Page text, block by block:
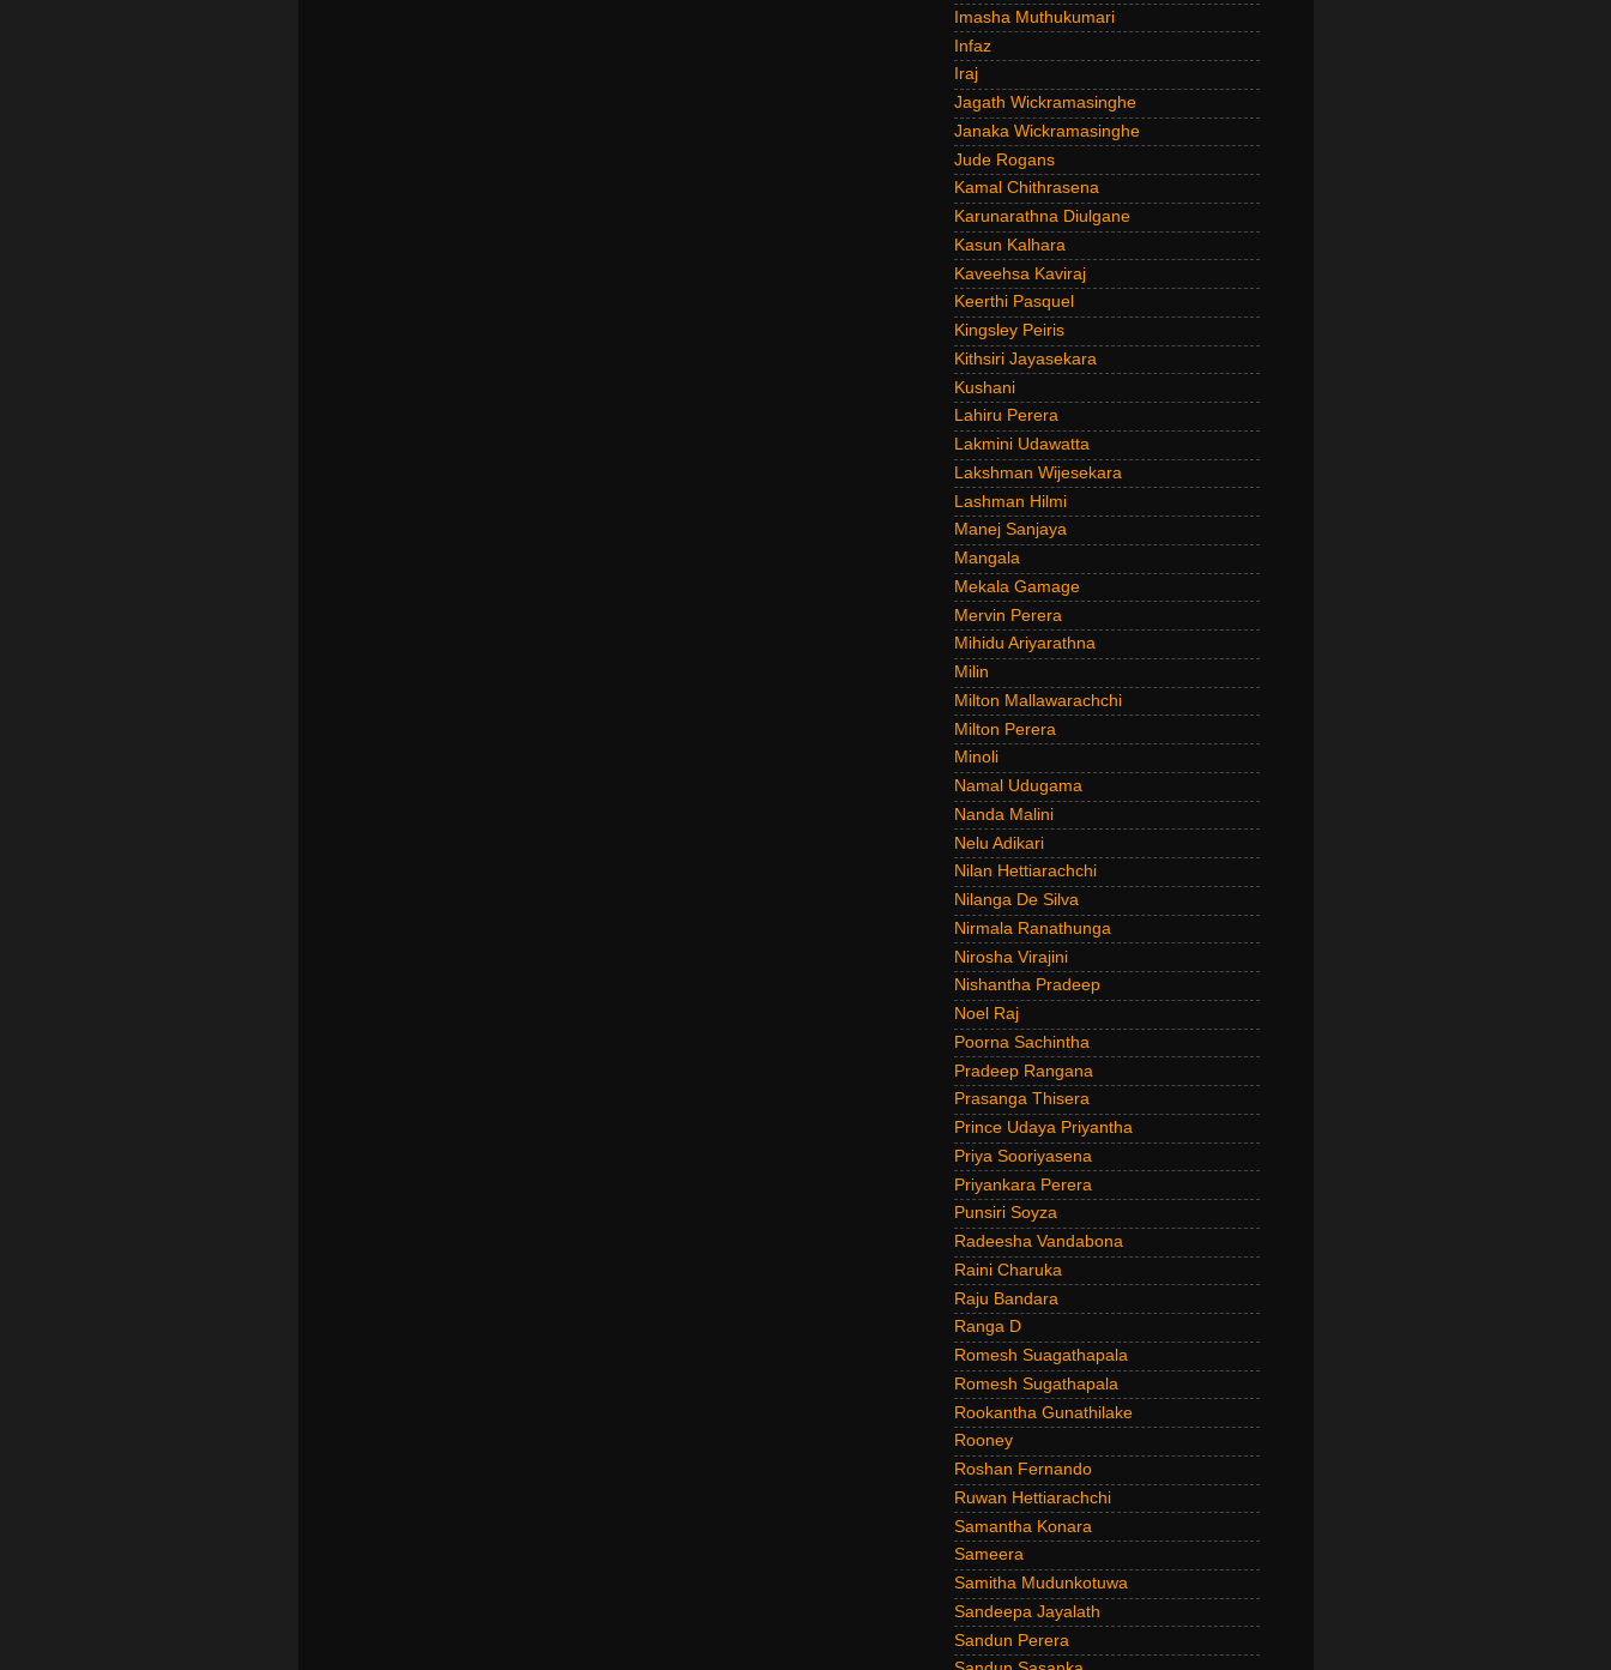
Imasha Muthukumari
Infaz
Iraj
Jagath Wickramasinghe
Janaka Wickramasinghe
Jude Rogans
Kamal Chithrasena
Karunarathna Diulgane
Kasun Kalhara
Kaveehsa Kaviraj
Keerthi Pasquel
Kingsley Peiris
Kithsiri Jayasekara
Kushani
Lahiru Perera
Lakmini Udawatta
Lakshman Wijesekara
Lashman Hilmi
Manej Sanjaya
Mangala
Mekala Gamage
Mervin Perera
Mihidu Ariyarathna
Milin
Milton Mallawarachchi
Milton Perera
Minoli
Namal Udugama
Nanda Malini
Nelu Adikari
Nilan Hettiarachchi
Nilanga De Silva
Nirmala Ranathunga
Nirosha Virajini
Nishantha Pradeep
Noel Raj
Poorna Sachintha
Pradeep Rangana
Prasanga Thisera
Prince Udaya Priyantha
Priya Sooriyasena
Priyankara Perera
Punsiri Soyza
Radeesha Vandabona
Raini Charuka
Raju Bandara
Ranga D
Romesh Suagathapala
Romesh Sugathapala
Rookantha Gunathilake
Rooney
Roshan Fernando
Ruwan Hettiarachchi
Samantha Konara
Sameera
Samitha Mudunkotuwa
Sandeepa Jayalath
Sandun Perera